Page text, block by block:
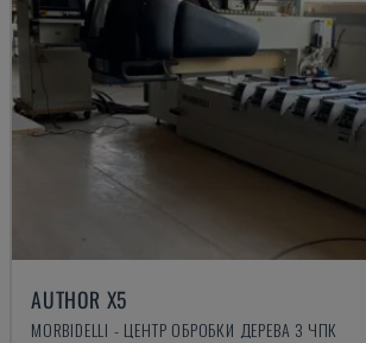
AUTHOR X5
MORBIDELLI - ЦЕНТР ОБРОБКИ ДЕРЕВА З ЧПК